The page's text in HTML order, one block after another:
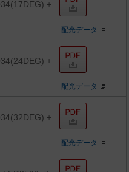
+
配光データ
+
配光データ
+
配光データ